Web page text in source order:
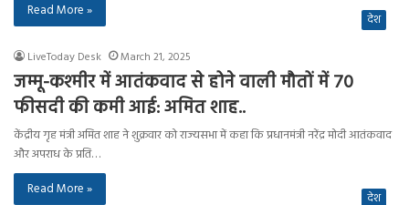
Read More »
देश
LiveToday Desk March 21, 2025
जम्मू-कश्मीर में आतंकवाद से होने वाली मौतों में 70
फीसदी की कमी आई: अमित शाह..
केंद्रीय गृह मंत्री अमित शाह ने शुक्रवार को राज्यसभा में कहा कि प्रधानमंत्री नरेंद्र मोदी आतंकवाद
और अपराध के प्रति…
Read More »
देश